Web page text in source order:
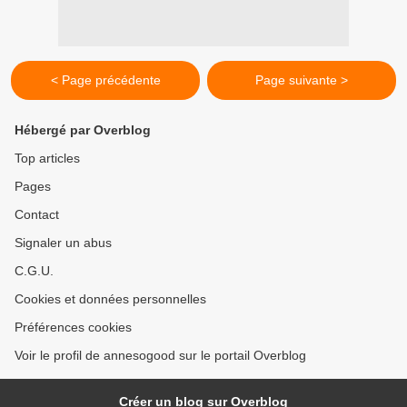
< Page précédente Page suivante >
Hébergé par Overblog
Top articles
Pages
Contact
Signaler un abus
C.G.U.
Cookies et données personnelles
Préférences cookies
Voir le profil de annesogood sur le portail Overblog
Créer un blog sur Overblog